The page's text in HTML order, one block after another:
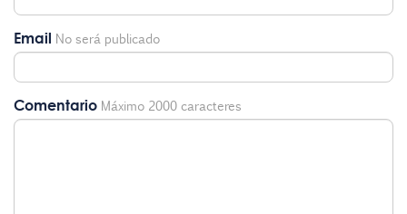
Email No será publicado
Comentario Máximo 2000 caracteres